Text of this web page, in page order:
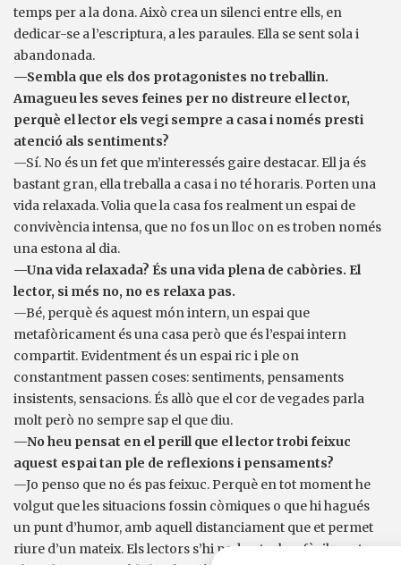
temps per a la dona. Això crea un silenci entre ells, en
dedicar-se a l’escriptura, a les paraules. Ella se sent sola i
abandonada.
—Sembla que els dos protagonistes no treballin.
Amagueu les seves feines per no distreure el lector,
perquè el lector els vegi sempre a casa i només presti
atenció als sentiments?
—Sí. No és un fet que m’interessés gaire destacar. Ell ja és
bastant gran, ella treballa a casa i no té horaris. Porten una
vida relaxada. Volia que la casa fos realment un espai de
convivència intensa, que no fos un lloc on es troben només
una estona al dia.
—Una vida relaxada? És una vida plena de cabòries. El
lector, si més no, no es relaxa pas.
—Bé, perquè és aquest món intern, un espai que
metafòricament és una casa però que és l’espai intern
compartit. Evidentment és un espai ric i ple on
constantment passen coses: sentiments, pensaments
insistents, sensacions. És allò que el cor de vegades parla
molt però no sempre sap el que diu.
—No heu pensat en el perill que el lector trobi feixuc
aquest espai tan ple de reflexions i pensaments?
—Jo penso que no és pas feixuc. Perquè en tot moment he
volgut que les situacions fossin còmiques o que hi hagués
un punt d’humor, amb aquell distanciament que et permet
riure d’un mateix. Els lectors s’hi poden trobar fàcilment